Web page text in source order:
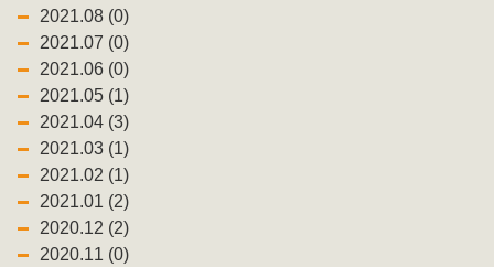
2021.08 (0)
2021.07 (0)
2021.06 (0)
2021.05 (1)
2021.04 (3)
2021.03 (1)
2021.02 (1)
2021.01 (2)
2020.12 (2)
2020.11 (0)